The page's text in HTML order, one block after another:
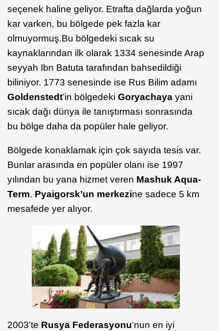
seçenek haline geliyor. Etrafta dağlarda yoğun
kar varken, bu bölgede pek fazla kar
olmuyormuş.Bu bölgedeki sıcak su
kaynaklarından ilk olarak 1334 senesinde Arap
seyyah Ibn Batuta tarafından bahsedildiği
biliniyor. 1773 senesinde ise Rus Bilim adamı
Goldenstedt’in bölgedeki Goryachaya yani
sıcak dağı dünya ile tanıştırması sonrasında
bu bölge daha da popüler hale geliyor.
Bölgede konaklamak için çok sayıda tesis var.
Bunlar arasında en popüler olanı ise 1997
yılından bu yana hizmet veren Mashuk Aqua-
Term. Pyaigorsk’un merkezine sadece 5 km
mesafede yer alıyor.
2003’te Rusya Federasyonu‘nun en iyi